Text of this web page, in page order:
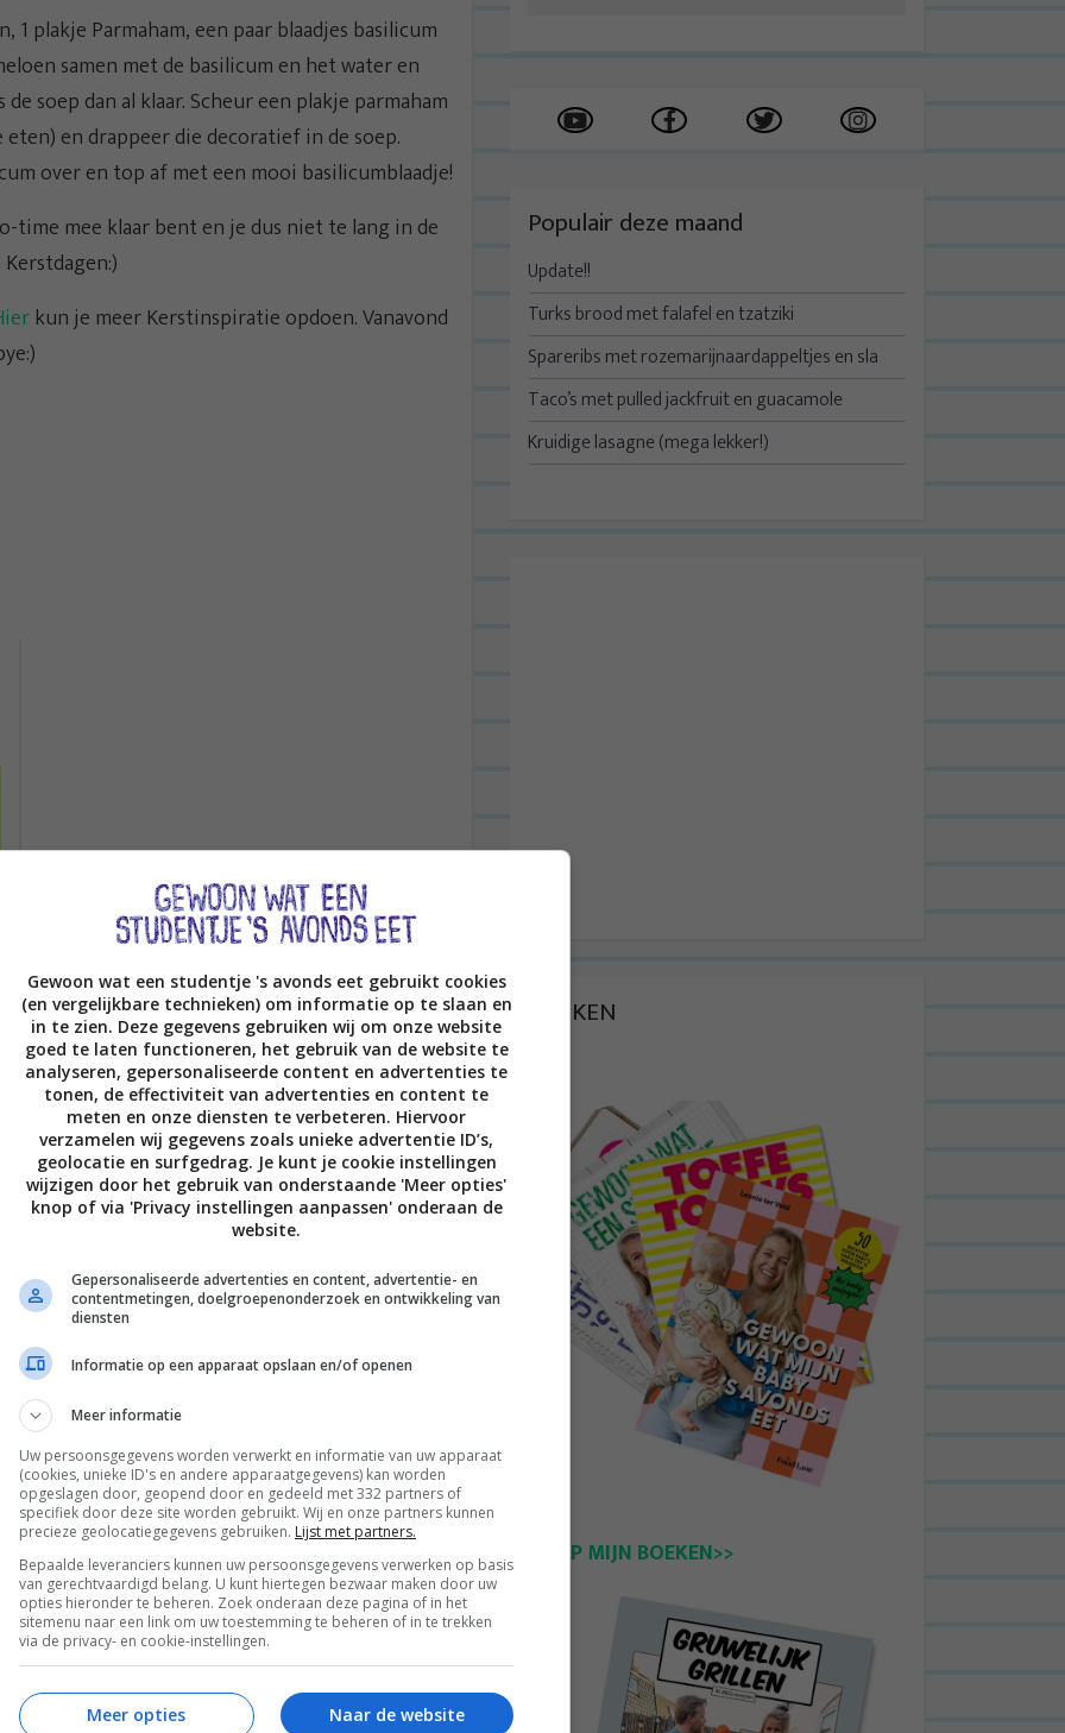
plakje Parmaham, een paar blaadjes basilicum
samen met de basilicum en het water en
soep dan al klaar. Scheur een plakje parmaham
en drappeer die decoratief in de soep.
over en top af met een mooi basilicumblaadje!
time mee klaar bent en je dus niet te lang in de
kun je meer Kerstinspiratie opdoen. Vanavond
Meloensoep
”
of heb ik dat mis?
Populair deze maand
Update!!
Turks brood met falafel en tzatziki
Spareribs met rozemarijnaardappeltjes en sla
Taco’s met pulled jackfruit en guacamole
Kruidige lasagne (mega lekker!)
BOEKEN
KOOP MIJN BOEKEN>>
Gewoon wat een studentje 's avonds eet gebruikt cookies
(en vergelijkbare technieken) om informatie op te slaan en
in te zien. Deze gegevens gebruiken wij om onze website
goed te laten functioneren, het gebruik van de website te
analyseren, gepersonaliseerde content en advertenties te
tonen, de effectiviteit van advertenties en content te
meten en onze diensten te verbeteren. Hiervoor
verzamelen wij gegevens zoals unieke advertentie ID’s,
geolocatie en surfgedrag. Je kunt je cookie instellingen
wijzigen door het gebruik van onderstaande 'Meer opties'
knop of via 'Privacy instellingen aanpassen' onderaan de
website.
Gepersonaliseerde advertenties en content, advertentie- en
contentmetingen, doelgroepenonderzoek en ontwikkeling van
diensten
Informatie op een apparaat opslaan en/of openen
Meer informatie
Uw persoonsgegevens worden verwerkt en informatie van uw apparaat
(cookies, unieke ID's en andere apparaatgegevens) kan worden
opgeslagen door, geopend door en gedeeld met 332 partners of
specifiek door deze site worden gebruikt. Wij en onze partners kunnen
precieze geolocatiegegevens gebruiken. Lijst met partners.
Bepaalde leveranciers kunnen uw persoonsgegevens verwerken op basis
van gerechtvaardigd belang. U kunt hiertegen bezwaar maken door uw
opties hieronder te beheren. Zoek onderaan deze pagina of in het
sitemenu naar een link om uw toestemming te beheren of in te trekken
via de privacy- en cookie-instellingen.
Naar de website
Meer opties